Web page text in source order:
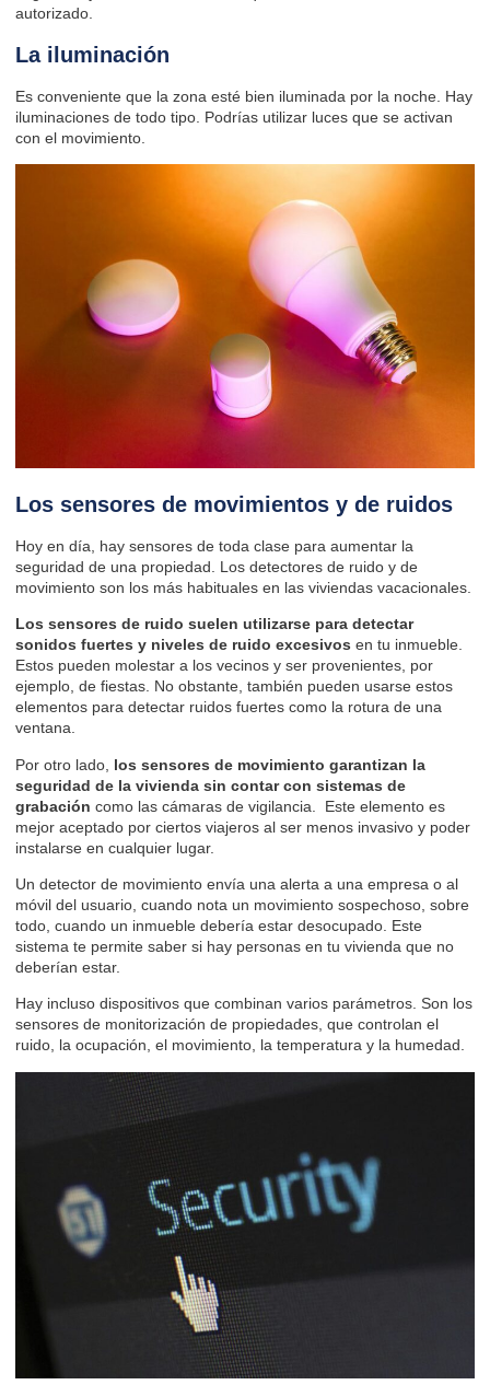
autorizado.
La iluminación
Es conveniente que la zona esté bien iluminada por la noche. Hay
iluminaciones de todo tipo. Podrías utilizar luces que se activan
con el movimiento.
Los sensores de movimientos y de ruidos
Hoy en día, hay sensores de toda clase para aumentar la
seguridad de una propiedad. Los detectores de ruido y de
movimiento son los más habituales en las viviendas vacacionales.
Los sensores de ruido suelen utilizarse para detectar
sonidos fuertes y niveles de ruido excesivos en tu inmueble.
Estos pueden molestar a los vecinos y ser provenientes, por
ejemplo, de fiestas. No obstante, también pueden usarse estos
elementos para detectar ruidos fuertes como la rotura de una
ventana.
Por otro lado, los sensores de movimiento garantizan la
seguridad de la vivienda sin contar con sistemas de
grabación como las cámaras de vigilancia. Este elemento es
mejor aceptado por ciertos viajeros al ser menos invasivo y poder
instalarse en cualquier lugar.
Un detector de movimiento envía una alerta a una empresa o al
móvil del usuario, cuando nota un movimiento sospechoso, sobre
todo, cuando un inmueble debería estar desocupado. Este
sistema te permite saber si hay personas en tu vivienda que no
deberían estar.
Hay incluso dispositivos que combinan varios parámetros. Son los
sensores de monitorización de propiedades, que controlan el
ruido, la ocupación, el movimiento, la temperatura y la humedad.